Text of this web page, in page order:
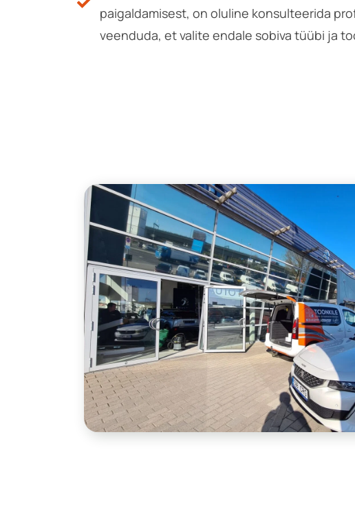
paigaldamisest, on oluline konsulteerida
veenduda, et valite endale sobiva tüübi ja